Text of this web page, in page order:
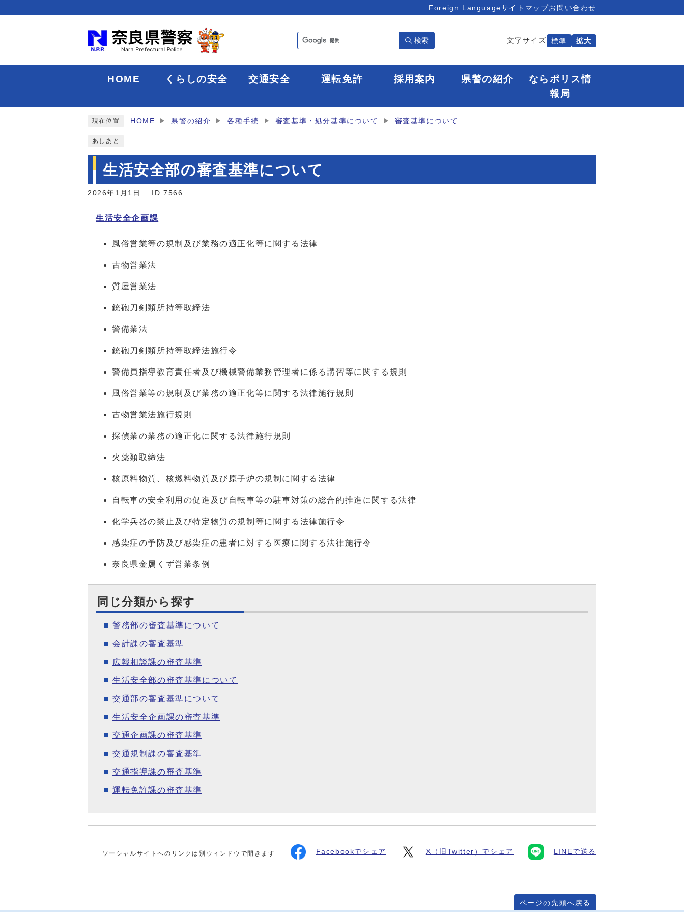
Foreign Languageサイトマップお問い合わせ
検索 文字サイズ 標準 拡大
HOME くらしの安全 交通安全 運転免許 採用案内 県警の紹介
ならポリス情
報局
現在位置 HOME 県警の紹介 各種手続 審査基準・処分基準について 審査基準について
あしあと
生活安全部の審査基準について
2026年1月1日 ID:7566
生活安全企画課
風俗営業等の規制及び業務の適正化等に関する法律
古物営業法
質屋営業法
銃砲刀剣類所持等取締法
警備業法
銃砲刀剣類所持等取締法施行令
警備員指導教育責任者及び機械警備業務管理者に係る講習等に関する規則
風俗営業等の規制及び業務の適正化等に関する法律施行規則
古物営業法施行規則
探偵業の業務の適正化に関する法律施行規則
火薬類取締法
核原料物質、核燃料物質及び原子炉の規制に関する法律
自転車の安全利用の促進及び自転車等の駐車対策の総合的推進に関する法律
化学兵器の禁止及び特定物質の規制等に関する法律施行令
感染症の予防及び感染症の患者に対する医療に関する法律施行令
奈良県金属くず営業条例
同じ分類から探す
警務部の審査基準について
会計課の審査基準
広報相談課の審査基準
生活安全部の審査基準について
交通部の審査基準について
生活安全企画課の審査基準
交通企画課の審査基準
交通規制課の審査基準
交通指導課の審査基準
運転免許課の審査基準
ソーシャルサイトへのリンクは別ウィンドウで開きます Facebookでシェア X（旧Twitter）でシェア LINEで送る
ページの先頭へ戻る